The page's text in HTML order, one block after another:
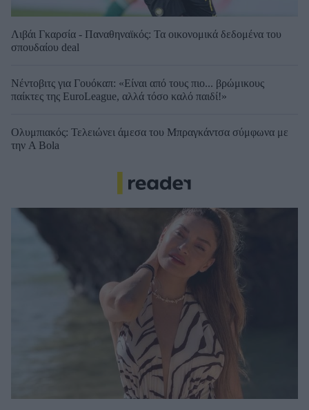
Λιβάι Γκαρσία - Παναθηναϊκός: Τα οικονομικά δεδομένα του
σπουδαίου deal
Νέντοβιτς για Γουόκαπ: «Είναι από τους πιο... βρώμικους
παίκτες της EuroLeague, αλλά τόσο καλό παιδί!»
Ολυμπιακός: Τελειώνει άμεσα του Μπραγκάντσα σύμφωνα με
την A Bola